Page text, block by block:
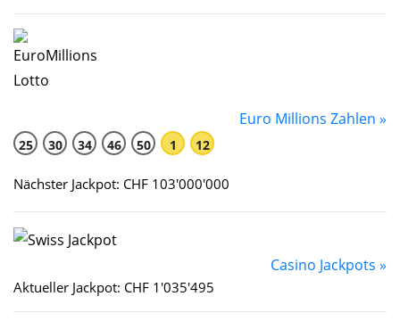
Euro Millions Zahlen »
25 30 34 46 50 1 12
Nächster Jackpot: CHF 103'000'000
Casino Jackpots »
Aktueller Jackpot: CHF 1'035'495